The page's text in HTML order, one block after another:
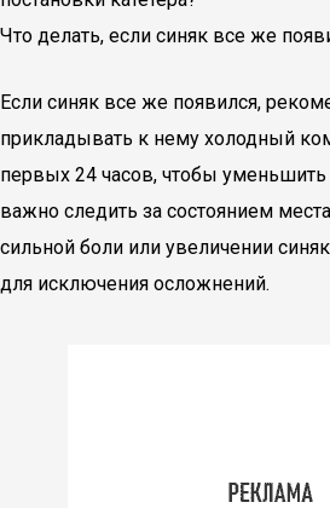
Что делать, если синяк все же
Если синяк все же появился,
прикладывать к нему холодный
первых 24 часов, чтобы уменьшить
важно следить за состоянием
сильной боли или увеличении
для исключения осложнений.